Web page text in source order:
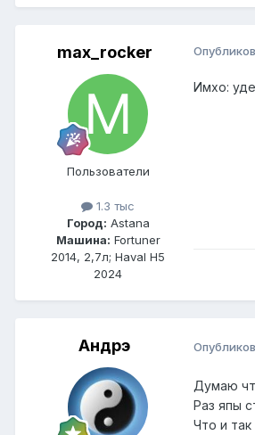
max_rocker
Пользователи
1.3 тыс
Город: Astana
Машина: Fortuner
2014, 2,7л; Haval H5
2024
Имхо:
Андрэ
Думаю
Раз япы
Что и